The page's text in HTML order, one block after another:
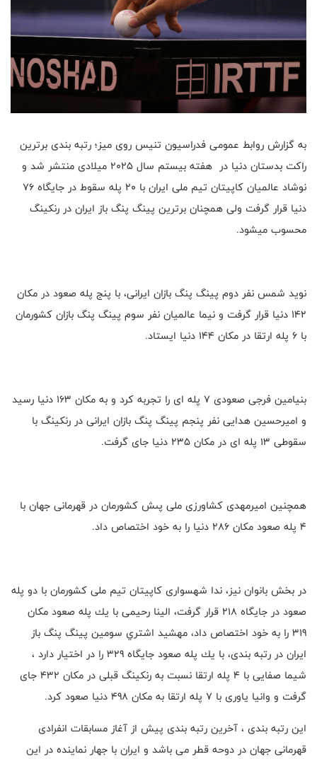
به گزارش روابط عمومى فدراسيون تنيس روى ميز؛ رتبه بندى برترين
راكت بدستان دنيا در هفته بيستم سال ٢٠٢٥ ميلادى منتشر شد و
نوشاد عالميان كاپيتان تيم ملى ايران با ٢٠ پله سقوط در جايگاه ٧٦
دنيا قرار گرفت ولى همچنان برترين پينگ پنگ باز ايران در رنكينگ
محسوب ميشود.
نويد شمس نفر دوم پينگ پنگ بازان ايرانى، با پنج پله صعود در مكان
١٤٢ دنيا قرار گرفت و نيما عالميان نفر سوم پينگ پنگ بازان كشورمان
با ٦ پله ارتقا در مكان ١٤٤ دنيا ايستاد.
بنيامين فرجى صعودى ٧ پله اى را تجربه كرد و به مكان ١٦٣ دنيا رسيد
و اميرحسين هدايى نفر پنجم پينگ پنگ بازان ايرانى در رنكينگ با
سقوطى ١٣ پله اى در مكان ٢٣٥ دنيا جاى گرفت.
همچنين اميرمهدى كشاورزى ملى پىش كشورمان در قهرمانى جهان با
٤ پله صعود مكان ٢٨٦ دنيا را به خود اختصاص داد.
در بخش بانوان نيز، ندا شهسوارى كاپيتان تيم ملى كشورمان با دو پله
صعود در جايگاه ٢١٨ قرار گرفت، الينا رحيمى با يك پله صعود مكان
٣١٩ را به خود اختصاص داد، مهشيد اشتري سومين پينگ پنگ باز
ايران در رتبه بندى، با يك پله صعود جايگاه ٣٢٩ را در اختيار دارد ،
شيما صفايى با ٤ پله ارتقا نسبت به رنكينگ قبلى در مكان ٤٣٢ جاى
گرفت و وانيا ياورى با ٧ پله ارتقا به مكان ٤٩٨ دنيا صعود كرد.
اين رتبه بندى ، آخرين رتبه بندى پيش از آغاز مسابقات انفرادى
قهرمانى جهان در دوحه قطر مى باشد و ايران با جهار نماينده در اين